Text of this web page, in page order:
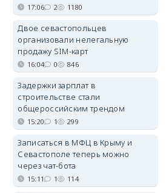
17:06 2 1180
Двое севастопольцев
организовали нелегальную
продажу SIM-карт
16:04 0 846
Задержки зарплат в
строительстве стали
общероссийским трендом
15:20 1 299
Записаться в МФЦ в Крыму и
Севастополе теперь можно
через чат-бота
15:11 1 114